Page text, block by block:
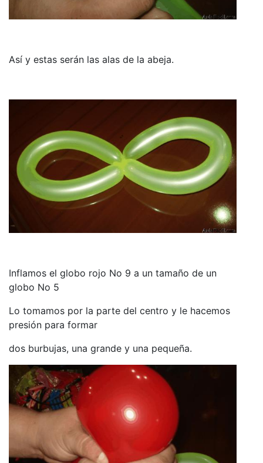
Así y estas serán las alas de la abeja.
Inflamos el globo rojo No 9 a un tamaño de un
globo No 5
Lo tomamos por la parte del centro y le hacemos
presión para formar
dos burbujas, una grande y una pequeña.